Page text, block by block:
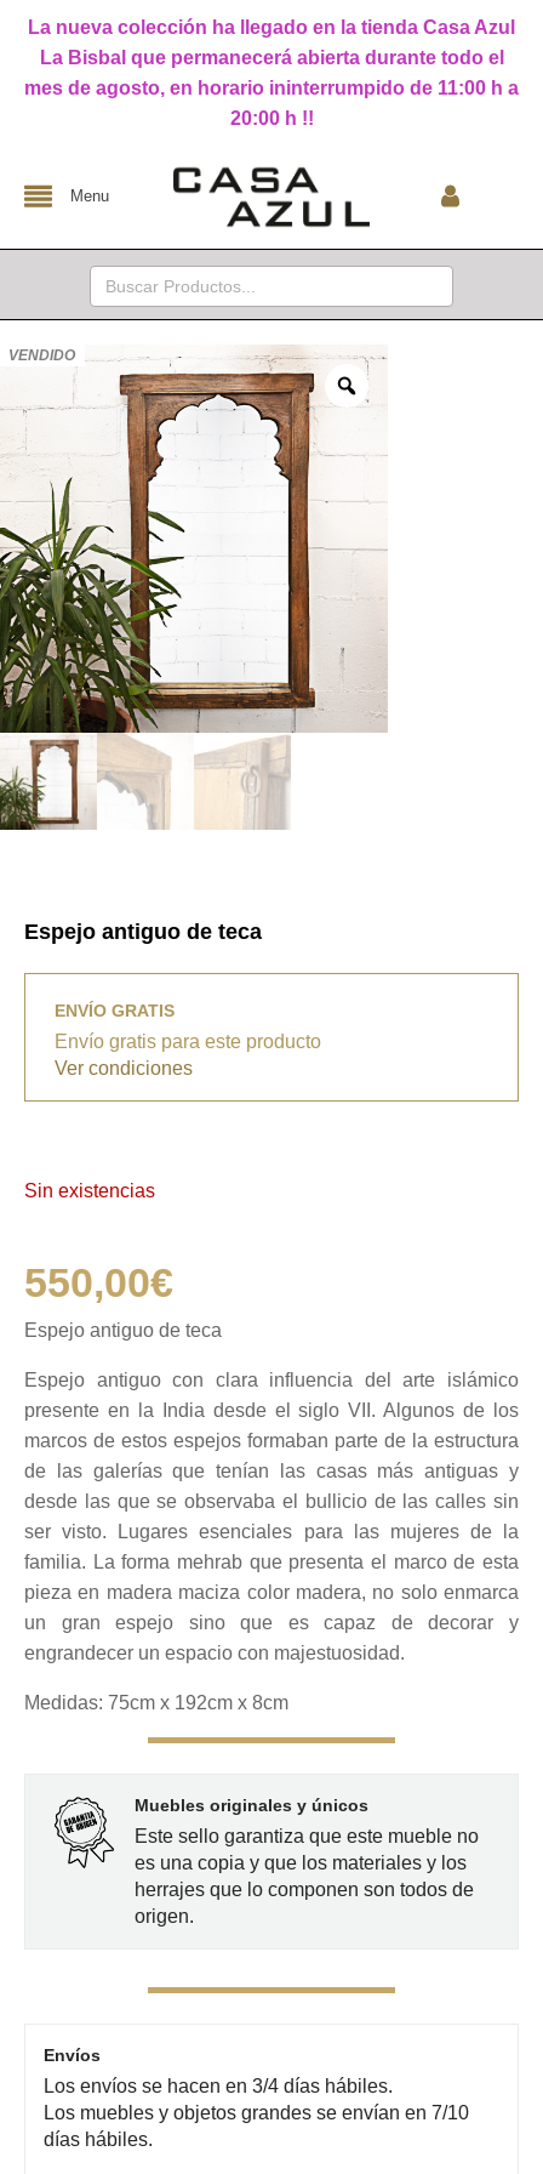
La nueva colección ha llegado en la tienda Casa Azul
La Bisbal que permanecerá abierta durante todo el
mes de agosto, en horario ininterrumpido de 11:00 h a
20:00 h !!
Menu
Buscar:
VENDIDO
Espejo antiguo de teca
ENVÍO GRATIS
Envío gratis para este producto
Ver condiciones
Sin existencias
550,00€
Espejo antiguo de teca
Espejo antiguo con clara influencia del arte islámico
presente en la India desde el siglo VII. Algunos de los
marcos de estos espejos formaban parte de la estructura
de las galerías que tenían las casas más antiguas y
desde las que se observaba el bullicio de las calles sin
ser visto. Lugares esenciales para las mujeres de la
familia. La forma mehrab que presenta el marco de esta
pieza en madera maciza color madera, no solo enmarca
un gran espejo sino que es capaz de decorar y
engrandecer un espacio con majestuosidad.
Medidas: 75cm x 192cm x 8cm
Muebles originales y únicos
Este sello garantiza que este mueble no
es una copia y que los materiales y los
herrajes que lo componen son todos de
origen.
Envíos
Los envíos se hacen en 3/4 días hábiles.
Los muebles y objetos grandes se envían en 7/10
días hábiles.